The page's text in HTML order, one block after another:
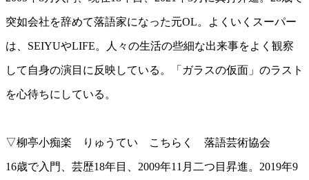
突如会社を辞めて落語家になった元OL。よくいくスーパー
は、SEIYUやLIFE。人々の生活の些細な出来事をよく観察
して自身の演目に反映している。「ガラスの仮面」のラスト
を心待ちにしている。
▽柳亭小痴楽 りゅうてい こちらく 落語芸術協会
16歳で入門、芸歴18年目、2009年11月二つ目昇進。2019年9